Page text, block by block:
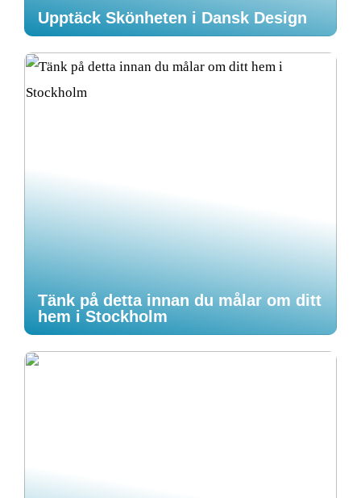
Upptäck Skönheten i Dansk Design
Tänk på detta innan du målar om ditt
hem i Stockholm